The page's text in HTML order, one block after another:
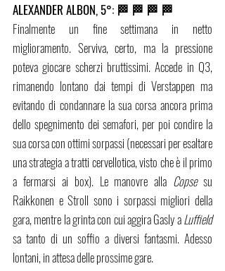
ALEXANDER ALBON, 5°: 🏁 🏁 🏁 🏁
Finalmente un fine settimana in netto
miglioramento. Serviva, certo, ma la pressione
poteva giocare scherzi bruttissimi. Accede in Q3,
rimanendo lontano dai tempi di Verstappen ma
evitando di condannare la sua corsa ancora prima
dello spegnimento dei semafori, per poi condire la
sua corsa con ottimi sorpassi (necessari per esaltare
una strategia a tratti cervellotica, visto che è il primo
a fermarsi ai box). Le manovre alla Copse su
Raikkonen e Stroll sono i sorpassi migliori della
gara, mentre la grinta con cui aggira Gasly a Luffield
sa tanto di un soffio a diversi fantasmi. Adesso
lontani, in attesa delle prossime gare.